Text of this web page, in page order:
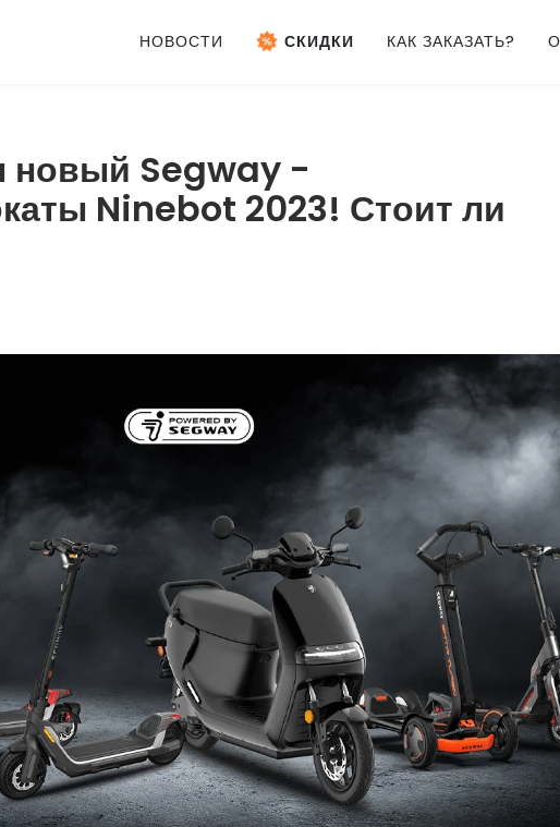
НОВОСТИ СКИДКИ КАК ЗАКАЗАТЬ?
новый Segway -
Ninebot 2023! Стоит ли